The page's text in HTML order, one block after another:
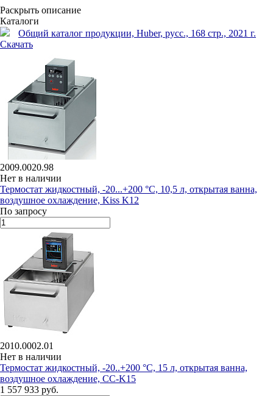
Раскрыть описание
Каталоги
Общий каталог продукции, Huber, русс., 168 стр., 2021 г.
Скачать
2009.0020.98
Нет в наличии
Термостат жидкостный, -20...+200 °С, 10,5 л, открытая ванна,
воздушное охлаждение, Kiss K12
По запросу
2010.0002.01
Нет в наличии
Термостат жидкостный, -20..+200 °С, 15 л, открытая ванна,
воздушное охлаждение, CC-K15
1 557 933 руб.